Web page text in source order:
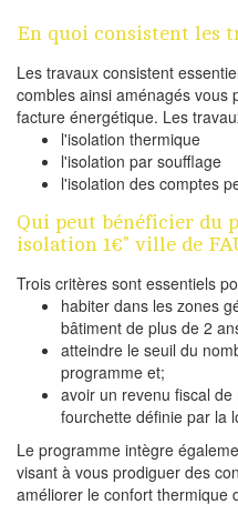
En quoi consistent les
Les travaux consistent
combles ainsi aménagés vous
facture énergétique. Les
l'isolation thermique
l'isolation par soufflage
l'isolation des comptes
Qui peut bénéficier du
isolation 1€" ville de
Trois critères sont essentiels
habiter dans les zones
bâtiment de plus de 2
atteindre le seuil du
programme et;
avoir un revenu fiscal
fourchette définie par la
Le programme intègre
visant à vous prodiguer des
améliorer le confort thermique